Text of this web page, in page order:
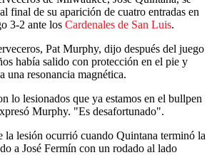
final de su aparición de cuatro entradas en
3-2 ante los Cardenales de San Luis.
Pat Murphy, dijo después del juego
había salido con protección en el pie y
una resonancia magnética.
lo lesionados que ya estamos en el bullpen
Murphy. "Es desafortunado".
la lesión ocurrió cuando Quintana terminó la
a José Fermín con un rodado al lado